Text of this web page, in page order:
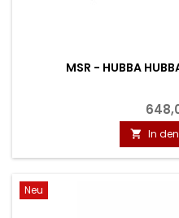
MSR - HUBBA
 In
Neu